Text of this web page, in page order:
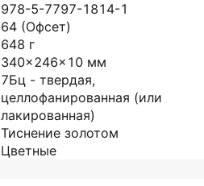
978-5-7797-1814-1
64 (Офсет)
648 г
340x246x10 мм
7Бц - твердая,
целлофанированная (или
лакированная)
Тиснение золотом
Цветные